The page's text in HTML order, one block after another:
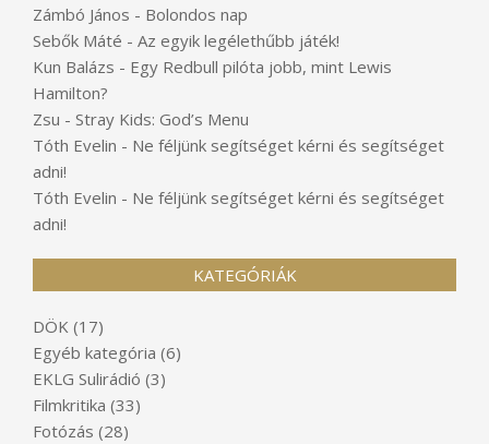
Zámbó János - Bolondos nap
Sebők Máté - Az egyik legélethűbb játék!
Kun Balázs - Egy Redbull pilóta jobb, mint Lewis
Hamilton?
Zsu - Stray Kids: God’s Menu
Tóth Evelin - Ne féljünk segítséget kérni és segítséget
adni!
Tóth Evelin - Ne féljünk segítséget kérni és segítséget
adni!
KATEGÓRIÁK
DÖK (17)
Egyéb kategória (6)
EKLG Sulirádió (3)
Filmkritika (33)
Fotózás (28)